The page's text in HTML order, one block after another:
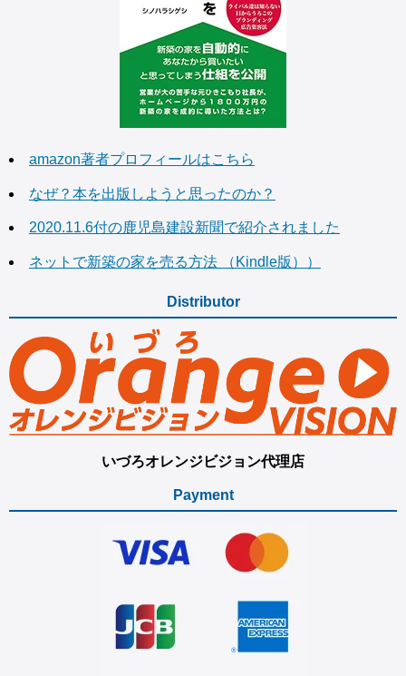
amazon著者プロフィールはこちら
なぜ？本を出版しようと思ったのか？
2020.11.6付の鹿児島建設新聞で紹介されました
ネットで新築の家を売る方法 （Kindle版））
Distributor
いづろオレンジビジョン代理店
Payment